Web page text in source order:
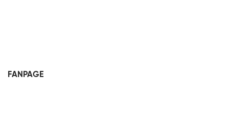
FANPAGE